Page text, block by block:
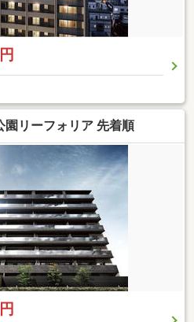
園リーフォリア 先着順